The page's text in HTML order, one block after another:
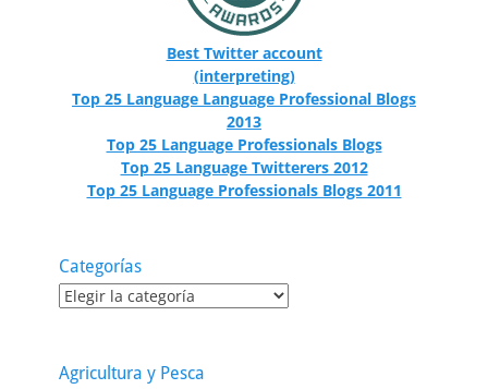
Best Twitter account
(interpreting)
Top 25 Language Language Professional Blogs
2013
Top 25 Language Professionals Blogs
Top 25 Language Twitterers 2012
Top 25 Language Professionals Blogs 2011
Categorías
Categorías
Agricultura y Pesca